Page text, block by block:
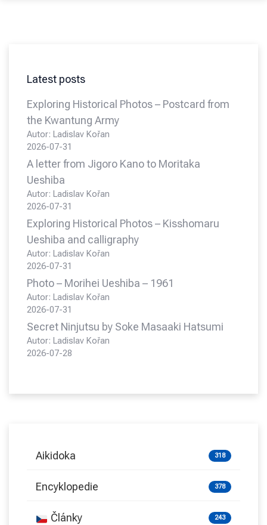
Latest posts
Exploring Historical Photos – Postcard from
the Kwantung Army
Autor: Ladislav Kořan
2026-07-31
A letter from Jigoro Kano to Moritaka
Ueshiba
Autor: Ladislav Kořan
2026-07-31
Exploring Historical Photos – Kisshomaru
Ueshiba and calligraphy
Autor: Ladislav Kořan
2026-07-31
Photo – Morihei Ueshiba – 1961
Autor: Ladislav Kořan
2026-07-31
Secret Ninjutsu by Soke Masaaki Hatsumi
Autor: Ladislav Kořan
2026-07-28
Aikidoka 318
Encyklopedie 378
Články 243